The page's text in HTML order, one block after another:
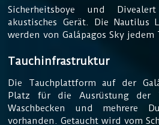
Sicherheitsboye und
akustisches Gerät. Die Nautilus
werden von Galápagos Sky jedem
Tauchinfrastruktur
Die Tauchplattform auf der
Platz für die Ausrüstung der
Waschbecken und mehrere
vorhanden. Getaucht wird vom